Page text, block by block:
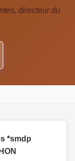
directeur du
*smdp